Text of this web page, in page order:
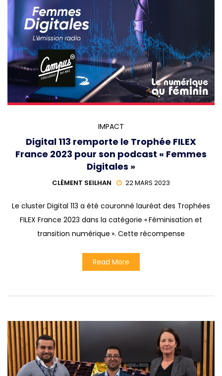
IMPACT
Digital 113 remporte le Trophée FILEX
France 2023 pour son podcast « Femmes
Digitales »
CLÉMENT SEILHAN 22 MARS 2023
Le cluster Digital 113 a été couronné lauréat des Trophées
FILEX France 2023 dans la catégorie « Féminisation et
transition numérique ». Cette récompense
Read More